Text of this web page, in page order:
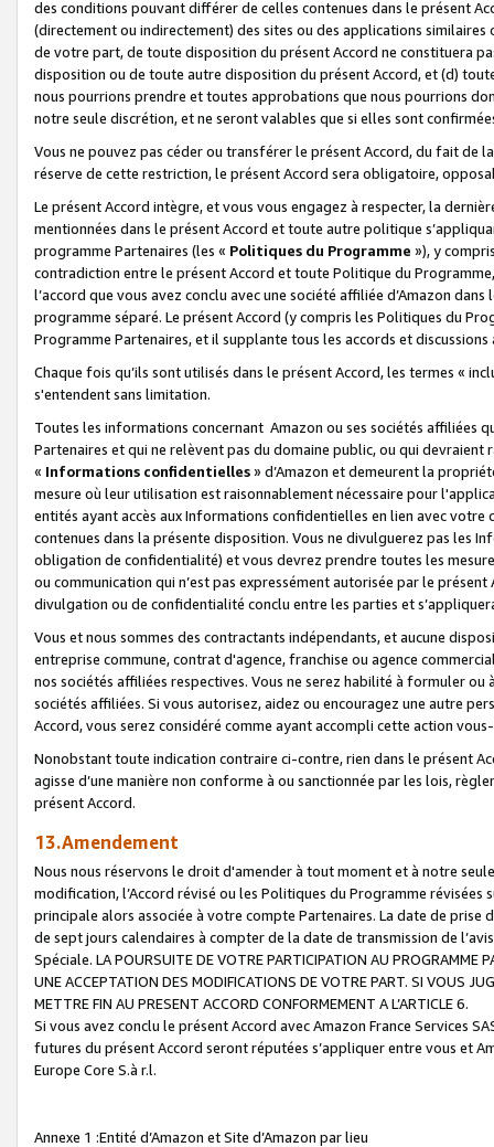
des conditions pouvant différer de celles contenues dans le présent
(directement ou indirectement) des sites ou des applications
de votre part, de toute disposition du présent Accord ne constituera
disposition ou de toute autre disposition du présent Accord, et (d)
nous pourrions prendre et toutes approbations que nous pourrions
notre seule discrétion, et ne seront valables que si elles sont
Vous ne pouvez pas céder ou transférer le présent Accord, du fait de
réserve de cette restriction, le présent Accord sera obligatoire,
Le présent Accord intègre, et vous vous engagez à respecter, la
mentionnées dans le présent Accord et toute autre politique
programme Partenaires (les « Politiques du Programme »), y
contradiction entre le présent Accord et toute Politique du
l’accord que vous avez conclu avec une société affiliée d’Amazon
programme séparé. Le présent Accord (y compris les Politiques du
Programme Partenaires, et il supplante tous les accords et discussions
Chaque fois qu’ils sont utilisés dans le présent Accord, les termes «
s'entendent sans limitation.
Toutes les informations concernant Amazon ou ses sociétés affiliées
Partenaires et qui ne relèvent pas du domaine public, ou qui
« Informations confidentielles» d’Amazon et demeurent la
mesure où leur utilisation est raisonnablement nécessaire pour
entités ayant accès aux Informations confidentielles en lien avec
contenues dans la présente disposition. Vous ne divulguerez pas les
obligation de confidentialité) et vous devrez prendre toutes les
ou communication qui n’est pas expressément autorisée par le
divulgation ou de confidentialité conclu entre les parties et
Vous et nous sommes des contractants indépendants, et aucune
entreprise commune, contrat d'agence, franchise ou agence
nos sociétés affiliées respectives. Vous ne serez habilité à formuler
sociétés affiliées. Si vous autorisez, aidez ou encouragez une autre
Accord, vous serez considéré comme ayant accompli cette action
Nonobstant toute indication contraire ci-contre, rien dans le présent
agisse d’une manière non conforme à ou sanctionnée par les lois,
présent Accord.
13.Amendement
Nous nous réservons le droit d'amender à tout moment et à notre
modification, l’Accord révisé ou les Politiques du Programme
principale alors associée à votre compte Partenaires. La date de
de sept jours calendaires à compter de la date de transmission de
Spéciale. LA POURSUITE DE VOTRE PARTICIPATION AU PROGRAMME
UNE ACCEPTATION DES MODIFICATIONS DE VOTRE PART. SI VOUS
METTRE FIN AU PRESENT ACCORD CONFORMEMENT A L’ARTICLE 6.
Si vous avez conclu le présent Accord avec Amazon France Services
futures du présent Accord seront réputées s’appliquer entre vous et
Europe Core S.à r.l.
Annexe 1 :Entité d’Amazon et Site d’Amazon par lieu